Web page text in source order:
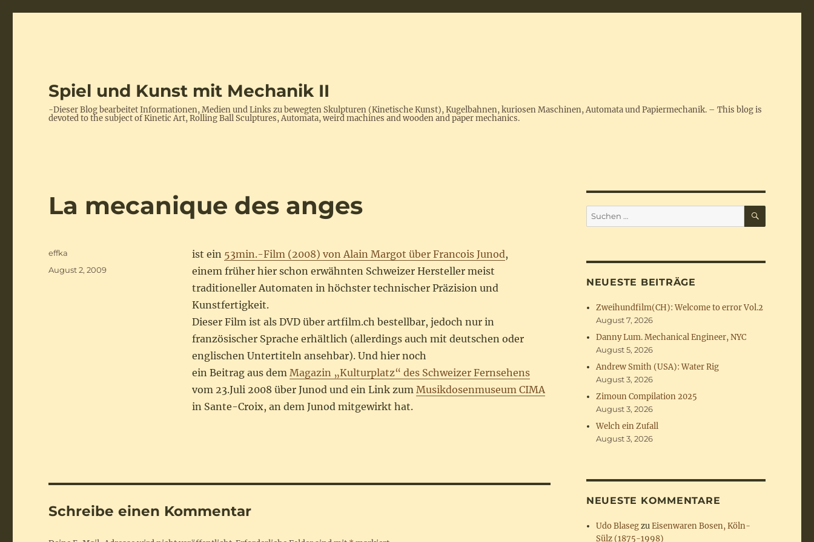
Spiel und Kunst mit Mechanik II
-Dieser Blog bearbeitet Informationen, Medien und Links zu bewegten Skulpturen (Kinetische Kunst), Kugelbahnen, kuriosen Maschinen, Automata und Papiermechanik. – This blog is
devoted to the subject of Kinetic Art, Rolling Ball Sculptures, Automata, weird machines and wooden and paper mechanics.
La mecanique des anges
ist ein 53min.-Film (2008) von Alain Margot über Francois Junod,
einem früher hier schon erwähnten Schweizer Hersteller meist
traditioneller Automaten in höchster technischer Präzision und
Kunstfertigkeit.
Dieser Film ist als DVD über artfilm.ch bestellbar, jedoch nur in
französischer Sprache erhältlich (allerdings auch mit deutschen oder
englischen Untertiteln ansehbar). Und hier noch
ein Beitrag aus dem Magazin „Kulturplatz“ des Schweizer Fernsehens
vom 23.Juli 2008 über Junod und ein Link zum Musikdosenmuseum CIMA
in Sante-Croix, an dem Junod mitgewirkt hat.
Autor
effka
Veröffentlicht
August 2, 2009
Schreibe einen Kommentar
Suchen
nach:
SUCHEN
NEUESTE BEITRÄGE
Zweihundfilm(CH): Welcome to error Vol.2
August 7, 2026
Danny Lum. Mechanical Engineer, NYC
August 5, 2026
Andrew Smith (USA): Water Rig
August 3, 2026
Zimoun Compilation 2025
August 3, 2026
Welch ein Zufall
August 3, 2026
NEUESTE KOMMENTARE
Udo BlasegzuEisenwaren Bosen, Köln-
Sülz (1875-1998)